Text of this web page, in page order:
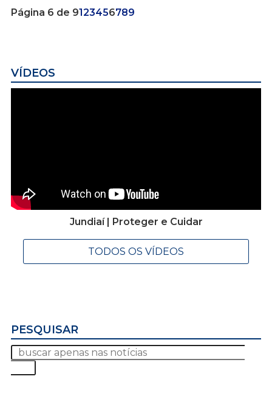
Página 6 de 9123456789
VÍDEOS
Jundiaí | Proteger e Cuidar
TODOS OS VÍDEOS
PESQUISAR